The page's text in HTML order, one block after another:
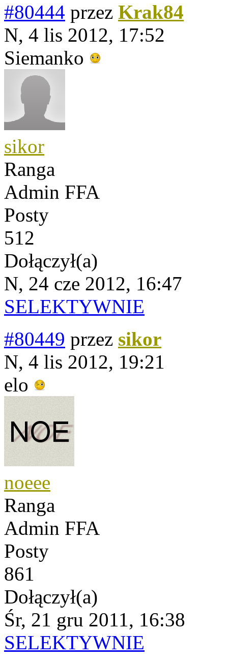
#80444 przez Krak84
N, 4 lis 2012, 17:52
Siemanko
sikor
Ranga
Admin FFA
Posty
512
Dołączył(a)
N, 24 cze 2012, 16:47
SELEKTYWNIE
#80449 przez sikor
N, 4 lis 2012, 19:21
elo
noeee
Ranga
Admin FFA
Posty
861
Dołączył(a)
Śr, 21 gru 2011, 16:38
SELEKTYWNIE